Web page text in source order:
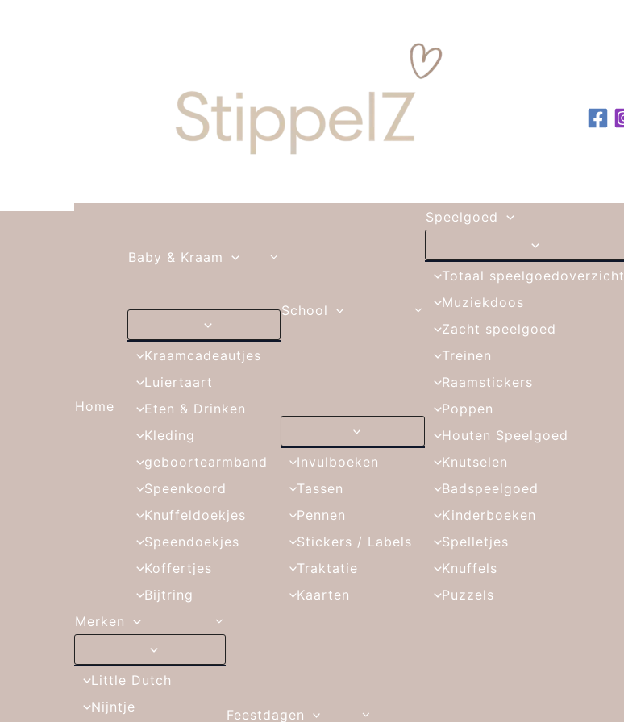
Home
Baby & Kraam
Kraamcadeautjes
Luiertaart
Eten & Drinken
Kleding
geboortearmband
Speenkoord
Knuffeldoekjes
Speendoekjes
Koffertjes
Bijtring
School
Invulboeken
Tassen
Pennen
Stickers / Labels
Traktatie
Kaarten
Speelgoed
Totaal speelgoedoverzicht
Muziekdoos
Zacht speelgoed
Treinen
Raamstickers
Poppen
Houten Speelgoed
Knutselen
Badspeelgoed
Kinderboeken
Spelletjes
Knuffels
Puzzels
Merken
Little Dutch
Nijntje
Feestdagen